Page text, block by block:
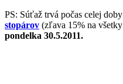
PS: Súťaž trvá počas celej
stopárov (zľava 15% na
pondelka 30.5.2011.